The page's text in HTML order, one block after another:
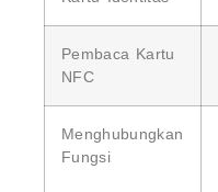
Pembaca Kartu
NFC
Menghubungkan
Fungsi